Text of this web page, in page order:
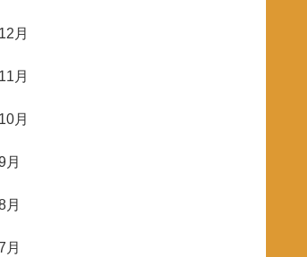
月
月
月
月
月
月